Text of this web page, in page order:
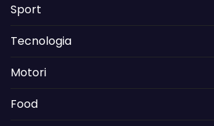
Sport
Tecnologia
Motori
Food